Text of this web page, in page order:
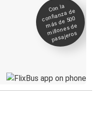
Con la
confianza de
más de 500
millones de
pasajeros